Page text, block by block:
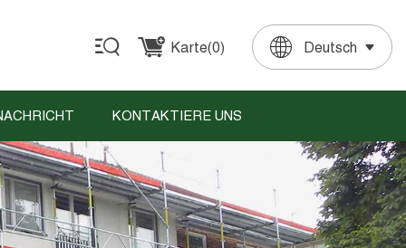
Karte(0) Deutsch
English
Français
Deutsch
Español
Português
KONTAKTIERE UNS